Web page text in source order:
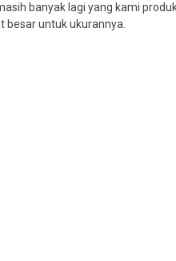
banyak lagi yang kami
untuk ukurannya.